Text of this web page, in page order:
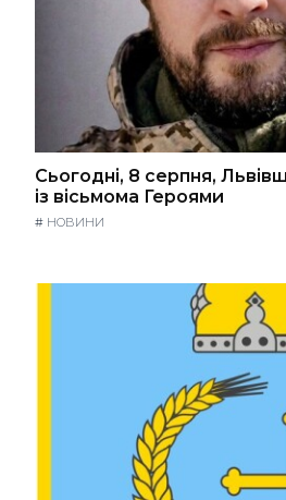
Сьогодні, 8 серпня,
із вісьмома Героями
# НОВИНИ